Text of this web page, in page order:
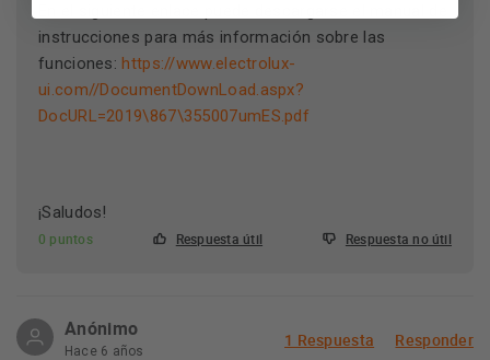
instrucciones para más información sobre las
funciones:https://www.electrolux-
ui.com//DocumentDownLoad.aspx?
DocURL=2019\867\355007umES.pdf
¡Saludos!
0 puntos Respuesta útil Respuesta no útil
Anónimo
Hace 6 años
1 Respuesta Responder